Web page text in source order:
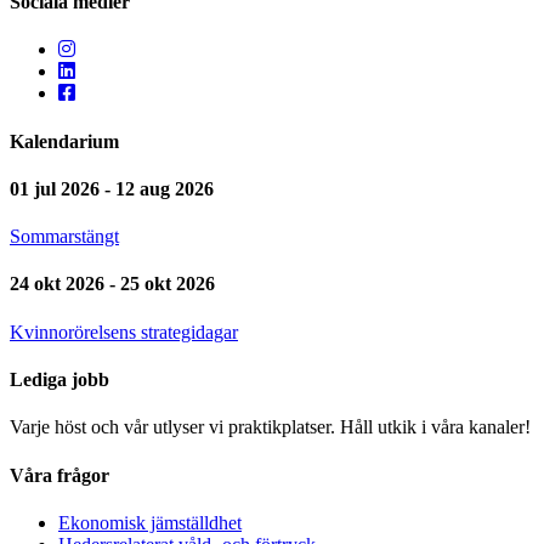
Kalendarium
01 jul 2026 - 12 aug 2026
Sommarstängt
24 okt 2026 - 25 okt 2026
Kvinnorörelsens strategidagar
Lediga jobb
Varje höst och vår utlyser vi praktikplatser. Håll utkik i våra kanaler!
Våra frågor
Ekonomisk jämställdhet